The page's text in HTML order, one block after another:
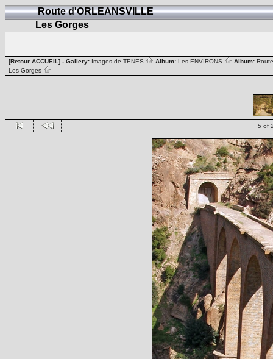
Route d'ORLEANSVILLE
Les Gorges
[Retour ACCUEIL] - Gallery: Images de TENES Album: Les ENVIRONS Album:
Les Gorges
5 of